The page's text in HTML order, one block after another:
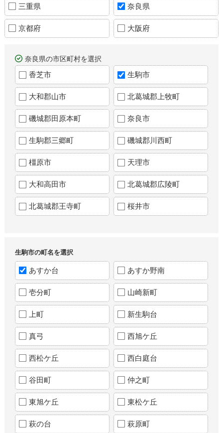
三重県 奈良県
京都府 大阪府
奈良県の市区町村を選択
香芝市 生駒市
大和郡山市 北葛城郡上牧町
磯城郡田原本町 奈良市
生駒郡三郷町 磯城郡川西町
橿原市 天理市
大和高田市 北葛城郡広陵町
北葛城郡王寺町 桜井市
生駒市の町名を選択
あすか台 あすか野南
壱分町 山崎新町
上町 新生駒台
真弓 西旭ケ丘
西松ケ丘 西白庭台
谷田町 仲之町
東旭ケ丘 東松ケ丘
萩の台 萩原町